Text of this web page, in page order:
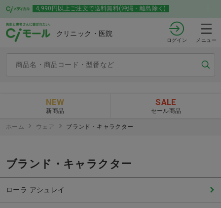
4,990円以上ご注文で送料無料(沖縄・離島除く)
クリニック・医院
ログイン メニュー
NEW
新商品
SALE
セール商品
ホーム ウェア ブランド・キャラクター
ブランド・キャラクター
ローラ アシュレイ